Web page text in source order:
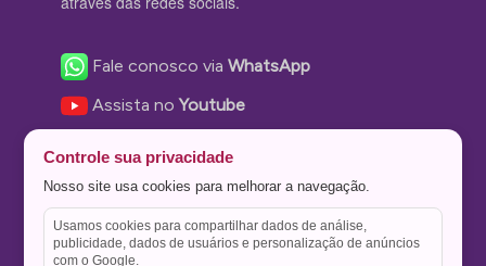
Fale conosco viaWhatsApp
Assista noYoutube
Nos siga no Instagram
Nos siga noTwitter
Salve no
Controle sua privacidade
Nosso site usa cookies para melhorar a navegação.
Usamos cookies para compartilhar dados de análise,
publicidade, dados de usuários e personalização de anúncios
com o Google.